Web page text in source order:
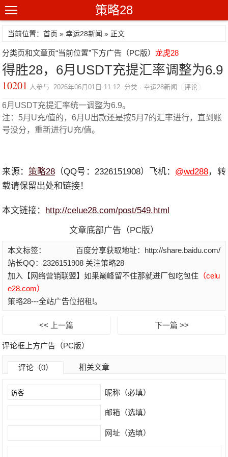
策略28
当前位置：首页 »幸运28新闻 » 正文
分类页和文章页“当前位置”下方广告（PC版）龙虎28
得胜28，6月USDT充提汇率调整为6.9
10201 人参与 2026年06月01日 11:12 分类 : 幸运28新闻 评论
6月USDT充提汇率统一调整为6.9。
注：5月U充/值的，6月U出款还是按5月7的汇率进行，直到账
号没分，重新进行U充/值。
来源： 策略28 （QQ号：2326151908）飞机： @wd288，转
载请保留出处和链接！
本文链接： http://celue28.com/post/549.html
文章底部广告（PC版）
百度分享获取地址：http://share.baidu.com/
本文标签：
站长QQ：2326151908 关注策略28
加入【网络营销联盟】如果巅峰留不住那就进厂包吃包住 （celu
e28.com）
策略28---全站广告位招租!。
<< 上一篇 下一篇 >>
评论框上方广告（PC版）
评论（0） 相关文章
昵称（必填）
邮箱（选填）
网址（选填）